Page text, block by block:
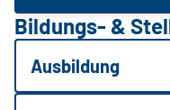
Bildungs- &
Ausbildung